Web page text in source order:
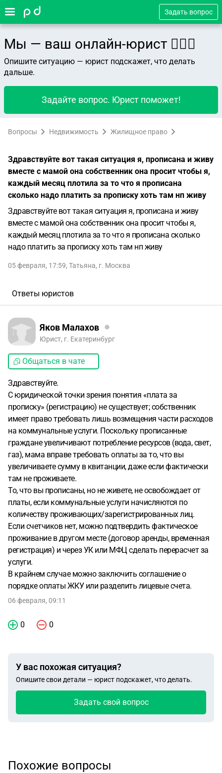
Задать вопрос
Мы — ваш онлайн-юрист 👨🏻‍⚖️
Опишите ситуацию — юрист подскажет, что делать
дальше.
Задайте вопрос. Юрист поможет!
Вопросы Недвижимость Жилищное право
Здравствуйте вот такая ситуация я, прописана и живу
вместе с мамой она собственник она просит чтобы я,
каждый месяц плотила за то что я прописана
сколько надо платить за прописку хоть там нп живу
Здравствуйте вот такая ситуация я, прописана и живу
вместе с мамой она собственник она просит чтобы я,
каждый месяц плотила за то что я прописана сколько
надо платить за прописку хоть там нп живу
05 февраля, 17:59, Татьяна, г. Москва
Ответы юристов
Яков Малахов
Юрист, г. Екатеринбург
Общаться в чате
Здравствуйте.
С юридической точки зрения понятия «плата за
прописку» (регистрацию) не существует; собственник
имеет право требовать лишь возмещения части расходов
на коммунальные услуги. Поскольку прописанные
граждане увеличивают потребление ресурсов (вода, свет,
газ), мама вправе требовать оплаты за то, что вы
увеличиваете сумму в квитанции, даже если фактически
там не проживаете.
То, что вы прописаны, но не живете, не освобождает от
платы, если коммунальные услуги начисляются по
количеству проживающих/зарегистрированных лиц.
Если счетчиков нет, можно подтвердить фактическое
проживание в другом месте (договор аренды, временная
регистрация) и через УК или МФЦ сделать перерасчет за
услуги.
В крайнем случае можно заключить соглашение о
порядке оплаты ЖКУ или разделить лицевые счета.
06 февраля, 09:11
0 0
У вас похожая ситуация?
Опишите свои детали — юрист подскажет, что делать.
Задать свой вопрос
Похожие вопросы